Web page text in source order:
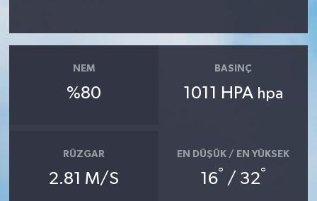
NEM
%80
BASINÇ
1011 HPA hpa
RÜZGAR
2.81 M/S
EN DÜŞÜK / EN YÜKSEK
16° / 32°
Sokak Hayvanlarını Sahiplendirme
Sonsöz Özel